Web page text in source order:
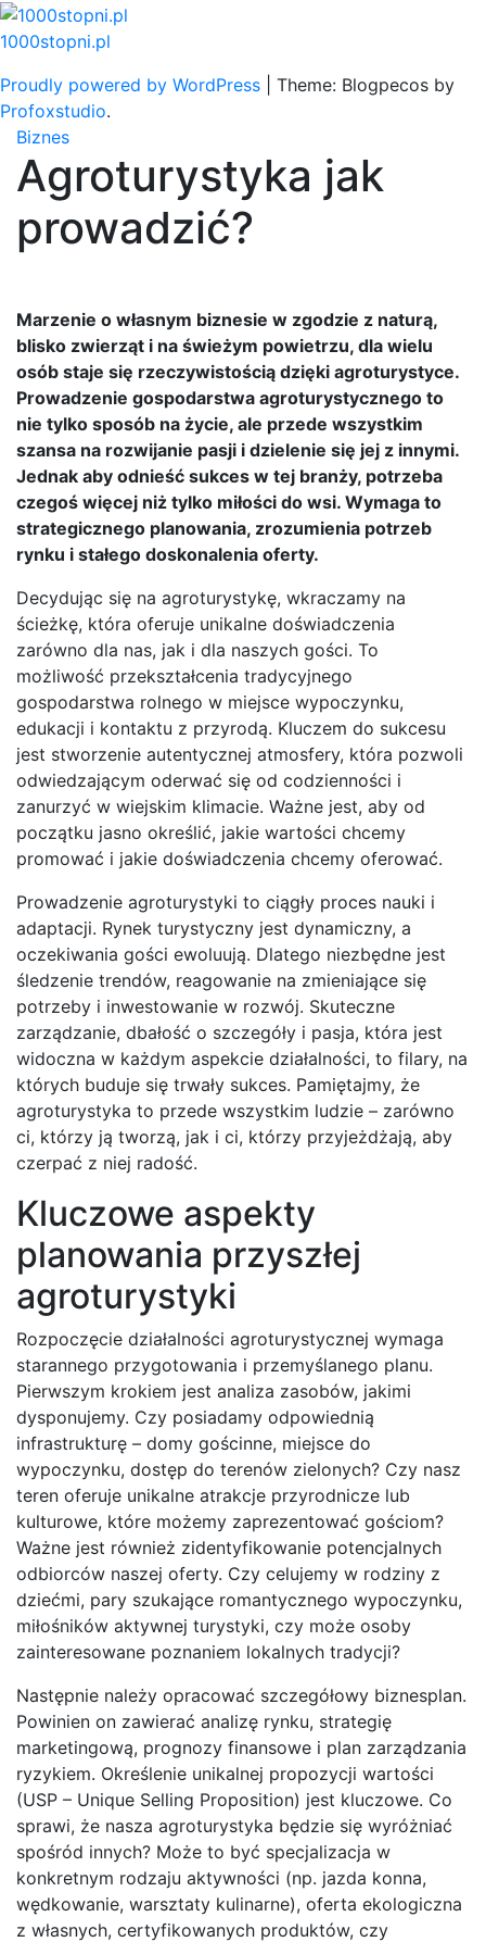
Skip
to
1000stopni.pl
Proudly powered by WordPress
Theme: Blogpecos by
Profoxstudio.
Biznes
Agroturystyka jak
prowadzić?
Marzenie o własnym biznesie w zgodzie z naturą,
blisko zwierząt i na świeżym powietrzu, dla wielu
osób staje się rzeczywistością dzięki agroturystyce.
Prowadzenie gospodarstwa agroturystycznego to
nie tylko sposób na życie, ale przede wszystkim
szansa na rozwijanie pasji i dzielenie się jej z innymi.
Jednak aby odnieść sukces w tej branży, potrzeba
czegoś więcej niż tylko miłości do wsi. Wymaga to
strategicznego planowania, zrozumienia potrzeb
rynku i stałego doskonalenia oferty.
Decydując się na agroturystykę, wkraczamy na
ścieżkę, która oferuje unikalne doświadczenia
zarówno dla nas, jak i dla naszych gości. To
możliwość przekształcenia tradycyjnego
gospodarstwa rolnego w miejsce wypoczynku,
edukacji i kontaktu z przyrodą. Kluczem do sukcesu
jest stworzenie autentycznej atmosfery, która pozwoli
odwiedzającym oderwać się od codzienności i
zanurzyć w wiejskim klimacie. Ważne jest, aby od
początku jasno określić, jakie wartości chcemy
promować i jakie doświadczenia chcemy oferować.
Prowadzenie agroturystyki to ciągły proces nauki i
adaptacji. Rynek turystyczny jest dynamiczny, a
oczekiwania gości ewoluują. Dlatego niezbędne jest
śledzenie trendów, reagowanie na zmieniające się
potrzeby i inwestowanie w rozwój. Skuteczne
zarządzanie, dbałość o szczegóły i pasja, która jest
widoczna w każdym aspekcie działalności, to filary, na
których buduje się trwały sukces. Pamiętajmy, że
agroturystyka to przede wszystkim ludzie – zarówno
ci, którzy ją tworzą, jak i ci, którzy przyjeżdżają, aby
czerpać z niej radość.
Kluczowe aspekty
planowania przyszłej
agroturystyki
Rozpoczęcie działalności agroturystycznej wymaga
starannego przygotowania i przemyślanego planu.
Pierwszym krokiem jest analiza zasobów, jakimi
dysponujemy. Czy posiadamy odpowiednią
infrastrukturę – domy gościnne, miejsce do
wypoczynku, dostęp do terenów zielonych? Czy nasz
teren oferuje unikalne atrakcje przyrodnicze lub
kulturowe, które możemy zaprezentować gościom?
Ważne jest również zidentyfikowanie potencjalnych
odbiorców naszej oferty. Czy celujemy w rodziny z
dziećmi, pary szukające romantycznego wypoczynku,
miłośników aktywnej turystyki, czy może osoby
zainteresowane poznaniem lokalnych tradycji?
Następnie należy opracować szczegółowy biznesplan.
Powinien on zawierać analizę rynku, strategię
marketingową, prognozy finansowe i plan zarządzania
ryzykiem. Określenie unikalnej propozycji wartości
(USP – Unique Selling Proposition) jest kluczowe. Co
sprawi, że nasza agroturystyka będzie się wyróżniać
spośród innych? Może to być specjalizacja w
konkretnym rodzaju aktywności (np. jazda konna,
wędkowanie, warsztaty kulinarne), oferta ekologiczna
z własnych, certyfikowanych produktów, czy